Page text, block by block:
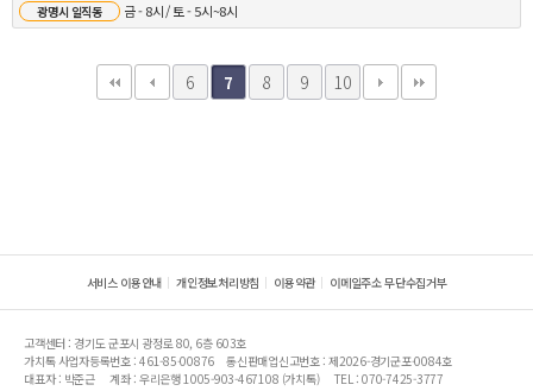
광명시 일직동 금 - 8시 / 토 - 5시~8시
6 7 8 9 10
서비스 이용안내 개인정보처리방침 이용약관 이메일주소 무단수집거부
고객센터 : 경기도 군포시 광정로 80, 6층 603호
가치톡 사업자등록번호 : 461-85-00876
통신판매업신고번호 : 제2026-경기군포-0084호
대표자 : 박준근
계좌 : 우리은행 1005-903-467108 (가치톡)
TEL : 070-7425-3777